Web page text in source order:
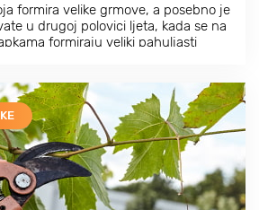
formira velike grmove, a posebno je
u drugoj polovici ljeta, kada se na
formiraju veliki pahuljasti